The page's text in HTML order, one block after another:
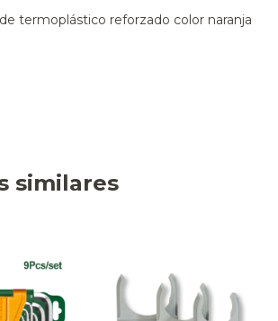
termoplástico reforzado color naranja
similares